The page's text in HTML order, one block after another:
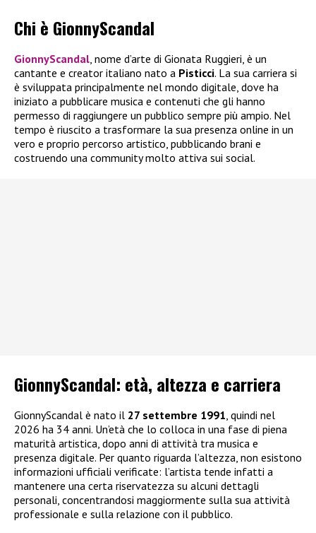
Chi è GionnyScandal
GionnyScandal , nome d’arte di Gionata Ruggieri, è un
cantante e creator italiano nato a Pisticci. La sua carriera si
è sviluppata principalmente nel mondo digitale, dove ha
iniziato a pubblicare musica e contenuti che gli hanno
permesso di raggiungere un pubblico sempre più ampio. Nel
tempo è riuscito a trasformare la sua presenza online in un
vero e proprio percorso artistico, pubblicando brani e
costruendo una community molto attiva sui social.
GionnyScandal: età, altezza e carriera
GionnyScandal è nato il 27 settembre 1991, quindi nel
2026 ha 34 anni. Un’età che lo colloca in una fase di piena
maturità artistica, dopo anni di attività tra musica e
presenza digitale. Per quanto riguarda l’altezza, non esistono
informazioni ufficiali verificate: l’artista tende infatti a
mantenere una certa riservatezza su alcuni dettagli
personali, concentrandosi maggiormente sulla sua attività
professionale e sulla relazione con il pubblico.